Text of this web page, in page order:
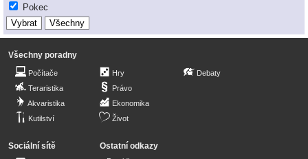
Pokec
Všechny poradny
Počítače
Teraristika
Akvaristika
Kutilství
Hry
Právo
Ekonomika
Život
Debaty
Sociální sítě Ostatní odkazy